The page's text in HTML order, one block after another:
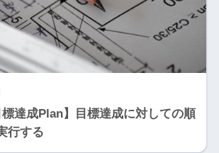
達成Plan】目標達成に対しての順
行する